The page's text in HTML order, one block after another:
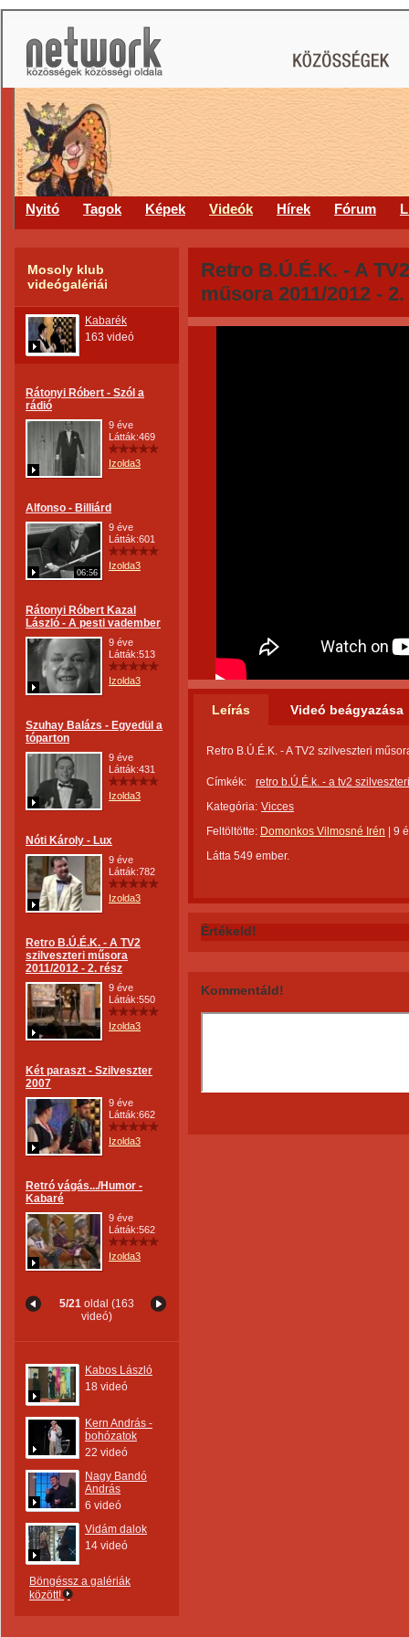
Nyitó Tagok Képek Videók Hírek Fórum
Mosoly klub
videógalériái
Kabarék
163 videó
Rátonyi Róbert - Szól a
rádió
9 éve
Látták:469
Izolda3
Alfonso - Billiárd
06:56
9 éve
Látták:601
Izolda3
Rátonyi Róbert Kazal
László - A pesti vadember
9 éve
Látták:513
Izolda3
Szuhay Balázs - Egyedül a
tóparton
9 éve
Látták:431
Izolda3
Nóti Károly - Lux
9 éve
Látták:782
Izolda3
Retro B.Ú.É.K. - A TV2
szilveszteri műsora
2011/2012 - 2. rész
9 éve
Látták:550
Izolda3
Két paraszt - Szilveszter
2007
9 éve
Látták:662
Izolda3
Retró vágás.../Humor -
Kabaré
9 éve
Látták:562
Izolda3
5/21 oldal (163
videó)
Kabos László
18 videó
Kern András -
bohózatok
22 videó
Nagy Bandó
András
6 videó
Vidám dalok
14 videó
Böngéssz a galériák
között!
Retro B.Ú.É.K. - A
műsora 2011/2012 -
Leírás Videó beágyazása
Retro B.Ú.É.K. - A TV2 szilveszteri
Címkék:
retro b.Ú.É.k. - a tv2
Kategória: Vicces
Feltöltötte: Domonkos Vilmosné Irén
9
Látta 549 ember.
Értékeld!
Kommentáld!